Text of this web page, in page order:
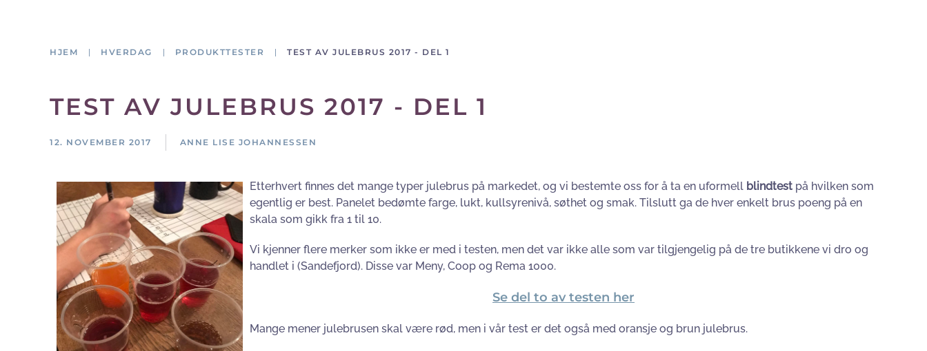
HJEM HVERDAG PRODUKTTESTER TEST AV JULEBRUS 2017 - DEL 1
TEST AV JULEBRUS 2017 - DEL 1
12. NOVEMBER 2017 ANNE LISE JOHANNESSEN
Etterhvert finnes det mange typer julebrus på markedet, og vi bestemte oss for å ta en uformell blindtest på hvilken som
egentlig er best. Panelet bedømte farge, lukt, kullsyrenivå, søthet og smak. Tilslutt ga de hver enkelt brus poeng på en
skala som gikk fra 1 til 10.
Vi kjenner flere merker som ikke er med i testen, men det var ikke alle som var tilgjengelig på de tre butikkene vi dro og
handlet i (Sandefjord). Disse var Meny, Coop og Rema 1000.
Se del to av testen her
Mange mener julebrusen skal være rød, men i vår test er det også med oransje og brun julebrus.